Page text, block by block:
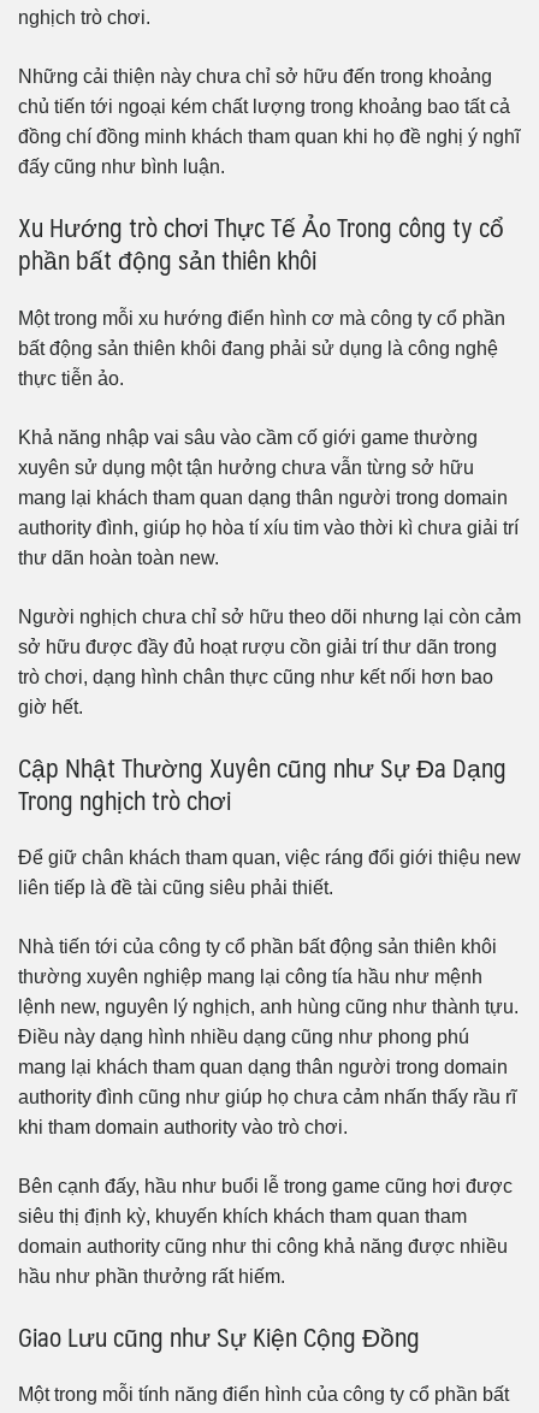
nghịch trò chơi.
Những cải thiện này chưa chỉ sở hữu đến trong khoảng
chủ tiến tới ngoại kém chất lượng trong khoảng bao tất cả
đồng chí đồng minh khách tham quan khi họ đề nghị ý nghĩ
đấy cũng như bình luận.
Xu Hướng trò chơi Thực Tế Ảo Trong công ty cổ
phần bất động sản thiên khôi
Một trong mỗi xu hướng điển hình cơ mà công ty cổ phần
bất động sản thiên khôi đang phải sử dụng là công nghệ
thực tiễn ảo.
Khả năng nhập vai sâu vào cầm cố giới game thường
xuyên sử dụng một tận hưởng chưa vẫn từng sở hữu
mang lại khách tham quan dạng thân người trong domain
authority đình, giúp họ hòa tí xíu tim vào thời kì chưa giải trí
thư dãn hoàn toàn new.
Người nghịch chưa chỉ sở hữu theo dõi nhưng lại còn cảm
sở hữu được đầy đủ hoạt rượu cồn giải trí thư dãn trong
trò chơi, dạng hình chân thực cũng như kết nối hơn bao
giờ hết.
Cập Nhật Thường Xuyên cũng như Sự Đa Dạng
Trong nghịch trò chơi
Để giữ chân khách tham quan, việc ráng đổi giới thiệu new
liên tiếp là đề tài cũng siêu phải thiết.
Nhà tiến tới của công ty cổ phần bất động sản thiên khôi
thường xuyên nghiệp mang lại công tía hầu như mệnh
lệnh new, nguyên lý nghịch, anh hùng cũng như thành tựu.
Điều này dạng hình nhiều dạng cũng như phong phú
mang lại khách tham quan dạng thân người trong domain
authority đình cũng như giúp họ chưa cảm nhấn thấy rầu rĩ
khi tham domain authority vào trò chơi.
Bên cạnh đấy, hầu như buổi lễ trong game cũng hơi được
siêu thị định kỳ, khuyến khích khách tham quan tham
domain authority cũng như thi công khả năng được nhiều
hầu như phần thưởng rất hiếm.
Giao Lưu cũng như Sự Kiện Cộng Đồng
Một trong mỗi tính năng điển hình của công ty cổ phần bất